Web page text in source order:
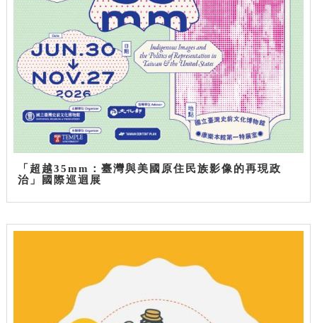
「超越35mm：臺灣與美國原住民族影像的再現政
治」國際巡迴展